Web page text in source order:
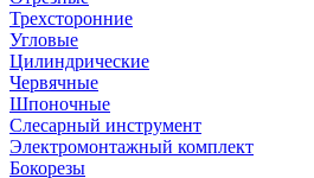
Трехсторонние
Угловые
Цилиндрические
Червячные
Шпоночные
Слесарный инструмент
Электромонтажный комплект
Бокорезы